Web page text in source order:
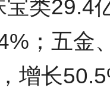
类29.4
；五金
增长